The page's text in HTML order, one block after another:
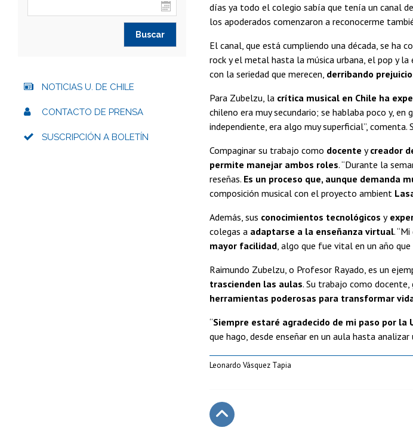
días ya todo el colegio sabía que tenía un canal
los apoderados comenzaron a reconocerme
El canal, que está cumpliendo una década, se ha
rock y el metal hasta la música urbana, el pop y la
con la seriedad que merecen, derribando
Para Zubelzu, la crítica musical en Chile ha
chileno era muy secundario; se hablaba poco y, en
independiente, era algo muy superficial”,
Compaginar su trabajo como docente ycreador
permite manejar ambos roles. “Durante la
reseñas. Es un proceso que, aunque demanda
composición musical con el proyecto ambient
Además, sus conocimientos tecnológicos y
colegas a adaptarse a la enseñanza virtual.
mayor facilidad, algo que fue vital en un año que
Raimundo Zubelzu, o Profesor Rayado, es un
trascienden las aulas. Su trabajo como
herramientas poderosas para transformar
“Siempre estaré agradecido de mi paso por la
que hago, desde enseñar en un aula hasta
Leonardo Vásquez Tapia
NOTICIAS U. DE CHILE
CONTACTO DE PRENSA
SUSCRIPCIÓN A BOLETÍN